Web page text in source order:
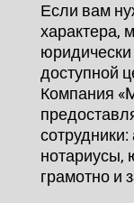
Если вам
характера,
доступной
Компания «
нотариусы,
грамотно и